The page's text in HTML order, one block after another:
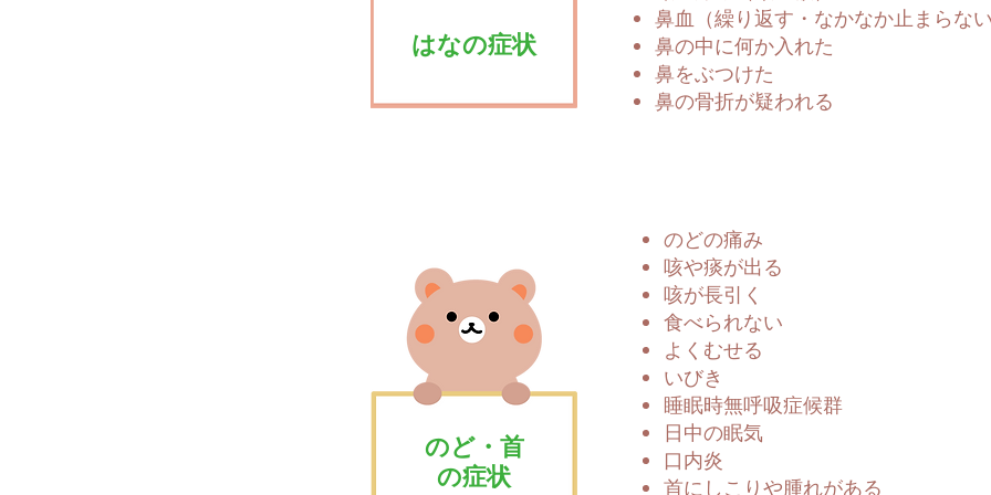
はなの症状
鼻血（繰り返す・なかなか止まらな
鼻の中に何か入れた
鼻をぶつけた
鼻の骨折が疑われる
のど・首
の症状
のどの痛み
咳や痰が出る
咳が長引く
食べられない
よくむせる
いびき
睡眠時無呼吸症候群
日中の眠気
口内炎
首にしこりや腫れがある